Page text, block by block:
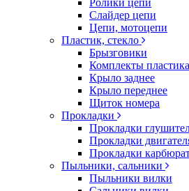
Ролики цепи
Слайдер цепи
Цепи, мотоцепи
Пластик, стекло
Брызговики
Комплекты пластика
Крыло заднее
Крыло переднее
Щиток номера
Прокладки
Прокладки
Прокладки
Прокладки
Пыльники, сальники
Пыльники вилки